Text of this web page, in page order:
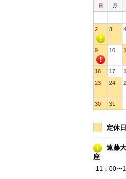
日 月
2
3 4
9 10
16 17
23
24
30 31
定休日
遠藤
座
11：00〜